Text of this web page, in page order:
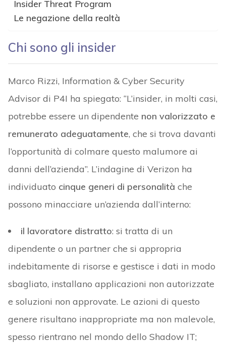
Insider Threat Program
Le negazione della realtà
Chi sono gli insider
Marco Rizzi, Information & Cyber Security
Advisor di P4I ha spiegato: “L’insider, in molti casi,
potrebbe essere un dipendente non valorizzato e
remunerato adeguatamente, che si trova davanti
l’opportunità di colmare questo malumore ai
danni dell’azienda”. L’indagine di Verizon ha
individuato cinque generi di personalità che
possono minacciare un’azienda dall’interno:
il lavoratore distratto: si tratta di un
dipendente o un partner che si appropria
indebitamente di risorse e gestisce i dati in modo
sbagliato, installano applicazioni non autorizzate
e soluzioni non approvate. Le azioni di questo
genere risultano inappropriate ma non malevole,
spesso rientrano nel mondo dello Shadow IT;